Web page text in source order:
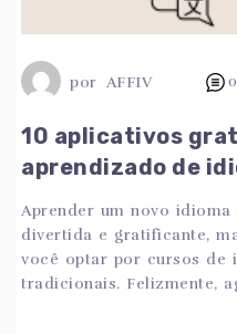
por AFFIV 0
10 aplicativos
aprendizado de
Aprender um novo
divertida e gratificante,
você optar por cursos de
tradicionais. Felizmente,